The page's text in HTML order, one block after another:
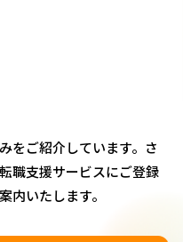
をご紹介しています。さ
職支援サービスにご登録
内いたします。